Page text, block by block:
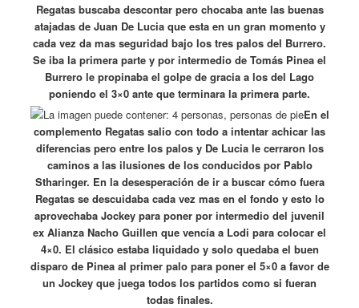
Regatas buscaba descontar pero chocaba ante las buenas
atajadas de Juan De Lucia que esta en un gran momento y
cada vez da mas seguridad bajo los tres palos del Burrero.
Se iba la primera parte y por intermedio de Tomás Pinea el
Burrero le propinaba el golpe de gracia a los del Lago
poniendo el 3×0 ante que terminara la primera parte.
En el
complemento Regatas salio con todo a intentar achicar las
diferencias pero entre los palos y De Lucia le cerraron los
caminos a las ilusiones de los conducidos por Pablo
Stharinger. En la desesperación de ir a buscar cómo fuera
Regatas se descuidaba cada vez mas en el fondo y esto lo
aprovechaba Jockey para poner por intermedio del juvenil
ex Alianza Nacho Guillen que vencía a Lodi para colocar el
4×0. El clásico estaba liquidado y solo quedaba el buen
disparo de Pinea al primer palo para poner el 5×0 a favor de
un Jockey que juega todos los partidos como si fueran
todas finales.